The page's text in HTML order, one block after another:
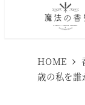
HOME
歳の私を誰